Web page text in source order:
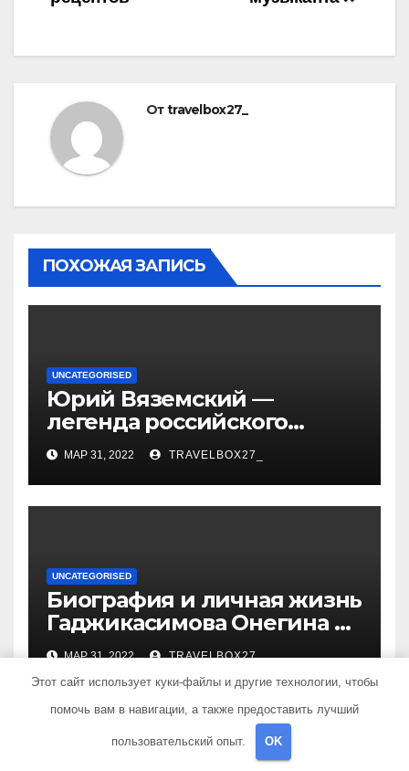
Отtravelbox27_
ПОХОЖАЯ ЗАПИСЬ
UNCATEGORISED
Юрий Вяземский —
легенда российского
спорта — биография,
достижения и вклад в
развитие гимнастики
МАР 31, 2022 TRAVELBOX27_
UNCATEGORISED
Биография и личная жизнь
Гаджикасимова Онегина —
информация о жене и
МАР 31, 2022 TRAVELBOX27_
Этот сайт использует куки-файлы и другие технологии, чтобы
помочь вам в навигации, а также предоставить лучший
пользовательский опыт. OK